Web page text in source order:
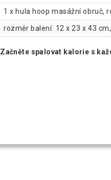
1 x hula hoop masážní obruč,
rozměr balení: 12 x 23 x 43
Začněte spalovat kalorie s